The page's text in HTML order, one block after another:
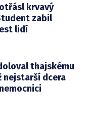
krvavý
zabil
lidí
thajskému
nejstarší dcera